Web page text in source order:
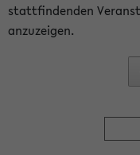
stattfindenden
anzuzeigen.